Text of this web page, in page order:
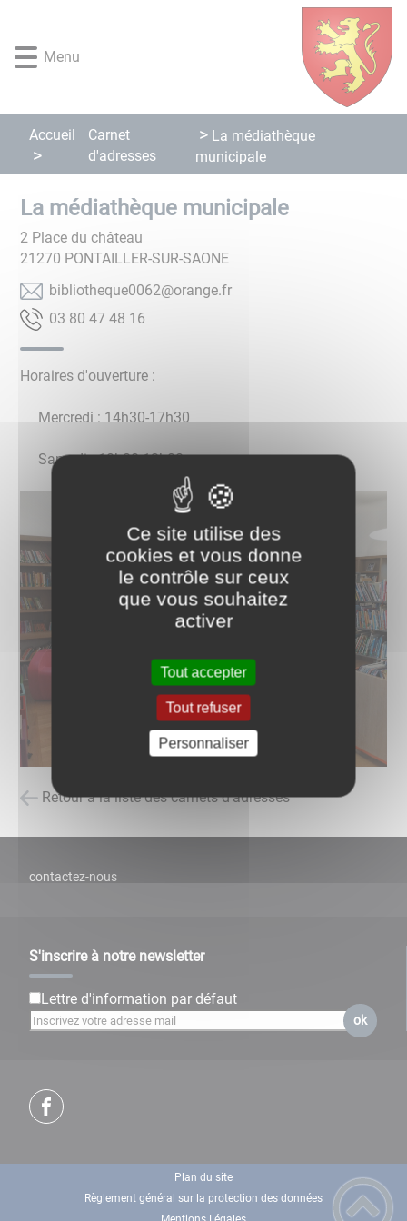
rapide
au
rapide
au
principal
rapide
recherche
rapide
au
de
page
Menu
Accueil
Carnet
d'adresses
La médiathèque
municipale
La médiathèque municipale
2 Place du château
21270 PONTAILLER-SUR-SAONE
rf.egnaro@2600euqehtoilbib
61 84 74 08 30
Horaires d'ouverture :
Mercredi : 14h30-17h30
Samedi : 10h00-12h00
Retour à la liste des carnets d'adresses
contactez-nous
S'inscrire à notre newsletter
Lettre d'information par défaut
ok
Plan du site
Règlement général sur la protection des données
Ce site utilise des
cookies et vous donne
le contrôle sur ceux
que vous souhaitez
activer
Tout accepter
Tout refuser
Personnaliser